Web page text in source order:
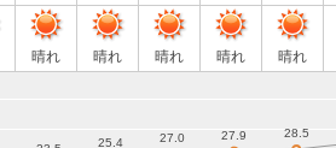
晴れ 晴れ 晴れ 晴れ 晴れ